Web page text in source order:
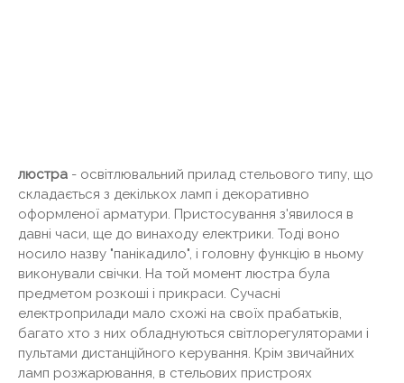
люстра - освітлювальний прилад стельового типу, що
складається з декількох ламп і декоративно
оформленої арматури. Пристосування з'явилося в
давні часи, ще до винаходу електрики. Тоді воно
носило назву "панікадило", і головну функцію в ньому
виконували свічки. На той момент люстра була
предметом розкоші і прикраси. Сучасні
електроприлади мало схожі на своїх прабатьків,
багато хто з них обладнуються світлорегуляторами і
пультами дистанційного керування. Крім звичайних
ламп розжарювання, в стельових пристроях